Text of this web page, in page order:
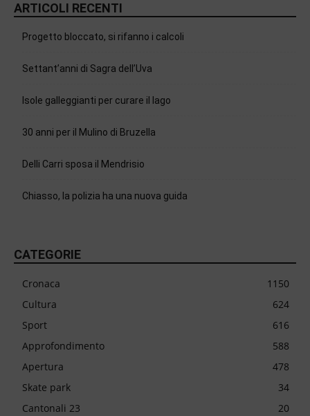
ARTICOLI RECENTI
Progetto bloccato, si rifanno i calcoli
Settant’anni di Sagra dell’Uva
Isole galleggianti per curare il lago
30 anni per il Mulino di Bruzella
Delli Carri sposa il Mendrisio
Chiasso, la polizia ha una nuova guida
CATEGORIE
Cronaca
1150
Cultura
624
Sport
616
Approfondimento
588
Apertura
478
Skate park
34
Cantonali 23
20